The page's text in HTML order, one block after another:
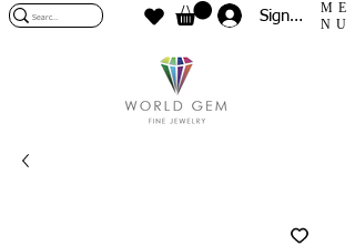
Sign In
ME
NU